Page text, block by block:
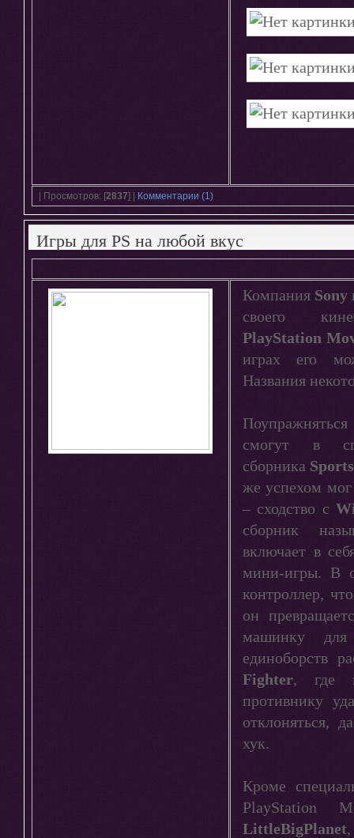
| Просмотров: [2837] | Комментарии (1)
Игры для PS на любой вкус
Компания Sony
своего
PlayStation
играх его
Названия
смогут в
сборника
же успехом мог
– сходство с
сборник
включает в
мини-игры. В
контроллер,
он
машинку
единоборств
Fighter, где
противнику
отклоняться,
хук.
Кроме
PlayStation
LittleBigPlanet